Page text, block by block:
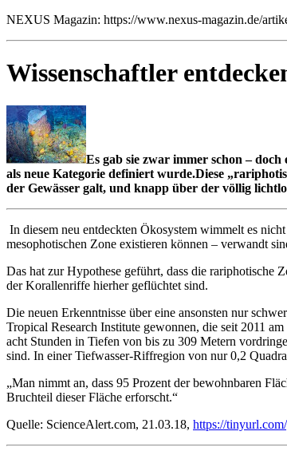
NEXUS Magazin: https://www.nexus-magazin.de/
Wissenschaftler
Es gab sie zwar immer schon –
als neue Kategorie definiert wurde.Diese
der Gewässer galt, und knapp über der völlig
In diesem neu entdeckten Ökosystem wimmelt es
mesophotischen Zone existieren können – verwandt
Das hat zur Hypothese geführt, dass die rariphotische
der Korallenriffe hierher geflüchtet sind.
Die neuen Erkenntnisse über eine ansonsten nur
Tropical Research Institute gewonnen, die seit 2011
acht Stunden in Tiefen von bis zu 309 Metern
sind. In einer Tiefwasser-Riffregion von nur 0,2
„Man nimmt an, dass 95 Prozent der bewohnbaren
Bruchteil dieser Fläche erforscht.“
Quelle: ScienceAlert.com, 21.03.18, https://